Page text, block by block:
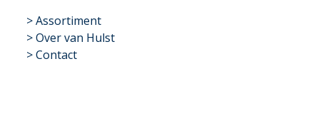
​>Assortiment
> Over van Hulst
> Contact